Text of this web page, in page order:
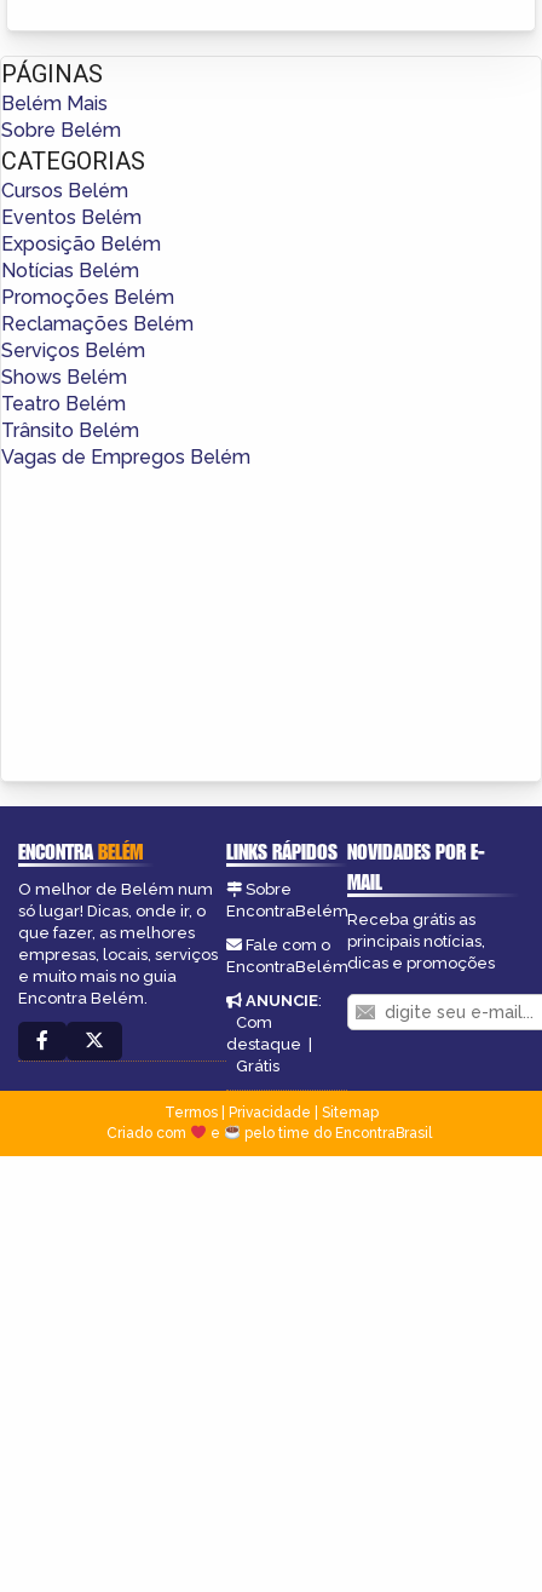
PÁGINAS
Belém Mais
Sobre Belém
CATEGORIAS
Cursos Belém
Eventos Belém
Exposição Belém
Notícias Belém
Promoções Belém
Reclamações Belém
Serviços Belém
Shows Belém
Teatro Belém
Trânsito Belém
Vagas de Empregos Belém
ENCONTRABELÉM
O melhor de Belém num
só lugar! Dicas, onde ir, o
que fazer, as melhores
empresas, locais, serviços
e muito mais no guia
Encontra Belém.
LINKS RÁPIDOS
Sobre
EncontraBelém
Fale com o
EncontraBelém
ANUNCIE:
Com
destaque
Grátis
NOVIDADES POR E-
MAIL
Receba grátis as
principais notícias,
dicas e promoções
Termos| Privacidade
Sitemap
Criado com
e pelo time do EncontraBrasil